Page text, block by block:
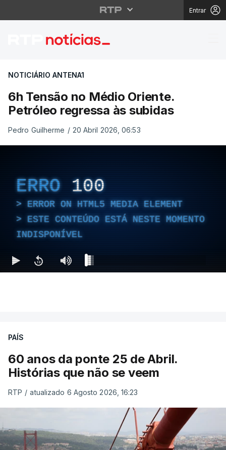
Entrar
6h Tensão no Médio
NOTICIÁRIO ANTENA1
6h Tensão no Médio Oriente.
Petróleo regressa às subidas
Pedro Guilherme / 20 Abril 2026, 06:53
ERRO 100
ERROR ON HTML5 MEDIA ELEMENT
ESTE CONTEÚDO ESTÁ NESTE MOMENTO
INDISPONÍVEL
PAÍS
60 anos da ponte 25 de Abril.
Histórias que não se veem
RTP / atualizado 6 Agosto 2026, 16:23